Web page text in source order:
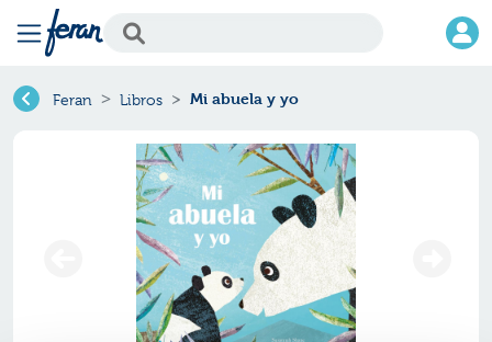
Feran Libros Mi abuela y yo